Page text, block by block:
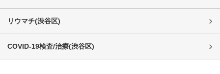
リウマチ(渋谷区)
COVID-19検査/治療(渋谷区)